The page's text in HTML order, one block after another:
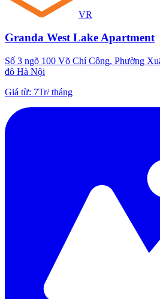
VR
Granda West Lake Apartment
Số 3 ngõ 100 Võ Chí Công, Phường
đô Hà Nội
Giá từ: 7Tr/tháng